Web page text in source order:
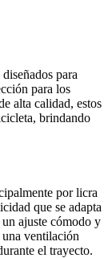
para
para los
alta calidad, estos
brindando
por licra
que se adapta
ajuste cómodo y
ventilación
el trayecto.